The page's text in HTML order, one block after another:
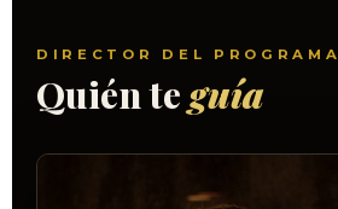
DIRECTOR DEL PROGRAMA
Quién teguía